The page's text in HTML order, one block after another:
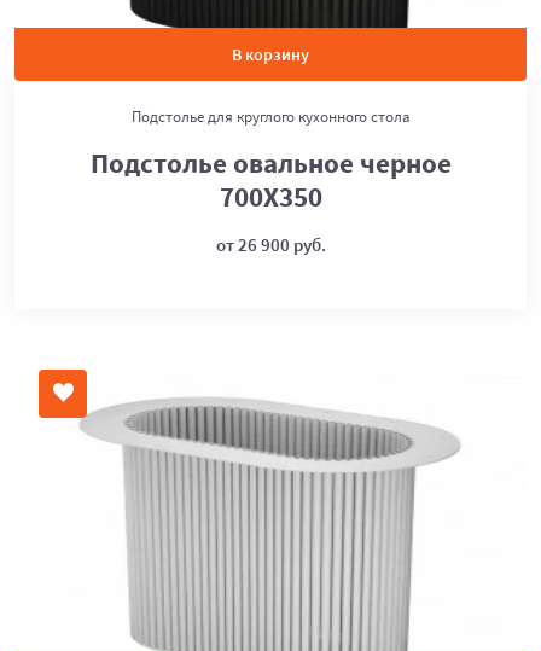
В корзину
Подстолье для круглого кухонного стола
Подстолье овальное черное
700Х350
от 26 900 руб.